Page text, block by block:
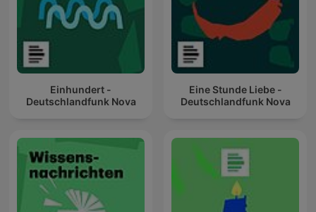
Einhundert -
Deutschlandfunk Nova
Eine Stunde Liebe -
Deutschlandfunk Nova